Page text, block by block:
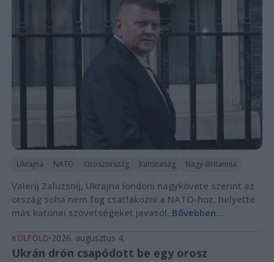
Ukrajna NATO Oroszország Katonaság Nagy-Britannia
Valerij Zaluzsnij, Ukrajna londoni nagykövete szerint az
ország soha nem fog csatlakozni a NATO-hoz, helyette
más katonai szövetségeket javasol. Bővebben...
KÜLFÖLD 2026. augusztus 4.
Ukrán drón csapódott be egy orosz